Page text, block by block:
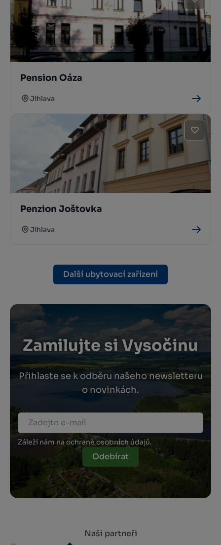
Pension Oáza
Jihlava
Penzion Joštovka
Jihlava
Další ubytovací zařízení
Zamilujte si Vysočinu
Přihlaste se k odběru našeho newsletteru
o novinkách.
Záleží nám na ochraně osobních údajů.
Odebírat
Naši partneři